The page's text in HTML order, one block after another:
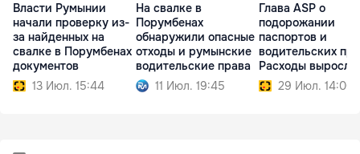
Власти Румынии
начали проверку из-
за найденных на
свалке в Порумбенах
документов
13 Июл. 15:44
На свалке в
Порумбенах
обнаружили опасные
отходы и румынские
водительские права
11 Июл. 19:45
Глава ASP о
подорожании
паспортов и
водительских
Расходы выросли
всем мире
29 Июл. 14:00